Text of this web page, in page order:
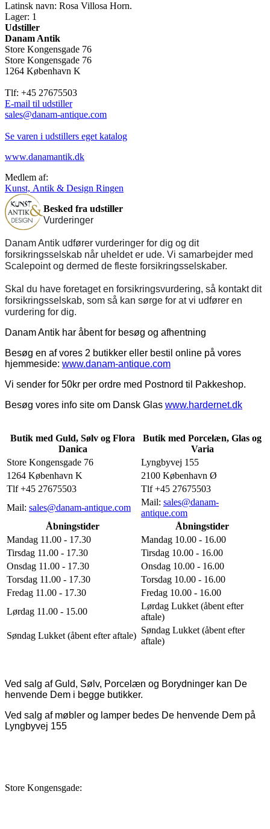
Latinsk navn: Rosa Villosa Horn.
Lager: 1
Udstiller
Danam Antik
Store Kongensgade 76
Store Kongensgade 76
1264 København K
Tlf: +45 27675503
E-mail til udstiller
sales@danam-antique.com
Se varen i udstillers eget katalog
www.danamantik.dk
Medlem af:
Kunst, Antik & Design Ringen
Besked fra udstiller
Vurderinger
Danam Antik udfører vurderinger for dig og dit
forsikringsselskab når uheldet er ude. Vi samarbejder med
Scalepoint og dermed de fleste forsikringsselskaber.
Skal du have foretaget en forsikringsvurdering, så kontakt dit
forsikringsselskab, som så kan sørge for at vi udfører en
vurdering for dig.
Danam Antik har åbent for besøg og afhentning
Besøg en af vores 2 butikker eller bestil online på vores
hjemmeside: www.danam-antique.com
Vi sender for 50kr per ordre med Postnord til Pakkeshop.
Besøg vores info site om Dansk Glas www.hardernet.dk
Butik med Guld, Sølv og Flora
Danica
Butik med Porcelæn, Glas og
Varia
Store Kongensgade 76
Lyngbyvej 155
1264 København K
2100 København Ø
Tlf +45 27675503
Tlf +45 27675503
Mail: sales@danam-antique.com
Mail: sales@danam-
antique.com
Åbningstider
Åbningstider
Mandag 11.00 - 17.30
Mandag 10.00 - 16.00
Tirsdag 11.00 - 17.30
Tirsdag 10.00 - 16.00
Onsdag 11.00 - 17.30
Onsdag 10.00 - 16.00
Torsdag 11.00 - 17.30
Torsdag 10.00 - 16.00
Fredag 11.00 - 17.30
Fredag 10.00 - 16.00
Lørdag 11.00 - 15.00
Lørdag Lukket (åbent efter
aftale)
Søndag Lukket (åbent efter aftale)
Søndag Lukket (åbent efter
aftale)
Ved salg af Guld, Sølv, Porcelæn og Borydninger kan De
henvende Dem i begge butikker.
Ved salg af møbler og lamper bedes De henvende Dem på
Lyngbyvej 155
Store Kongensgade: